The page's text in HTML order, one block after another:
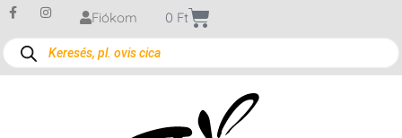
Fiókom 0 Ft